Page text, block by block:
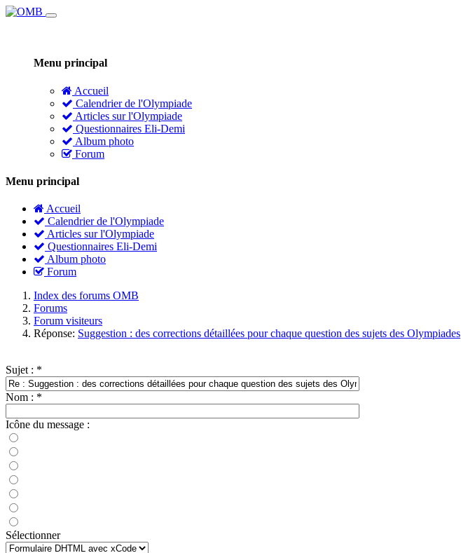
Menu principal
Accueil
Calendrier de l'Olympiade
Articles sur l'Olympiade
Questionnaires Eli-Demi
Album photo
Forum
Menu principal
Accueil
Calendrier de l'Olympiade
Articles sur l'Olympiade
Questionnaires Eli-Demi
Album photo
Forum
Index des forums OMB
Forums
Forum visiteurs
Réponse: Suggestion : des corrections détaillées pour chaque question des sujets des Olympiades
Sujet : *
Nom : *
Icône du message :
Sélectionner